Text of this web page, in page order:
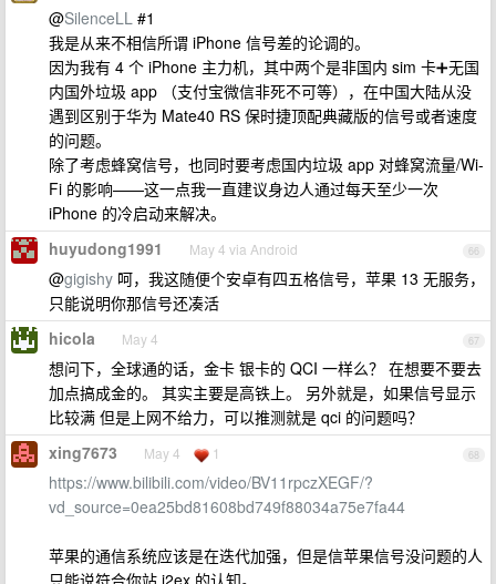
@SilenceLL #1
我是从来不相信所谓 iPhone 信号差的论调的。
因为我有 4 个 iPhone 主力机，其中两个是非国内 sim 卡➕无国
内国外垃圾 app （支付宝微信非死不可等），在中国大陆从没
遇到区别于华为 Mate40 RS 保时捷顶配典藏版的信号或者速度
的问题。
除了考虑蜂窝信号，也同时要考虑国内垃圾 app 对蜂窝流量/Wi-
Fi 的影响——这一点我一直建议身边人通过每天至少一次
iPhone 的冷启动来解决。
66
huyudong1991 May 4 via Android
@gigishy 呵，我这随便个安卓有四五格信号，苹果 13 无服务，
只能说明你那信号还凑活
67
hicola May 4
想问下，全球通的话，金卡 银卡的 QCI 一样么？ 在想要不要去
加点搞成金的。 其实主要是高铁上。 另外就是，如果信号显示
比较满 但是上网不给力，可以推测就是 qci 的问题吗？
68
xing7673 May 4 1
https://www.bilibili.com/video/BV11rpczXEGF/?
vd_source=0ea25bd81608bd749f88034a75e7fa44
苹果的通信系统应该是在迭代加强，但是信苹果信号没问题的人
只能说符合你站 i2ex 的认知。